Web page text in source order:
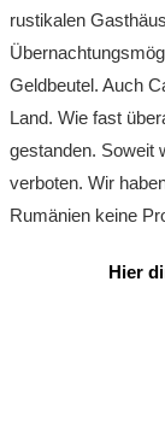
rustikalen
Geldbeutel. Auch
Land. Wie fast
gestanden. Soweit
verboten. Wir
Rumänien keine
Hier